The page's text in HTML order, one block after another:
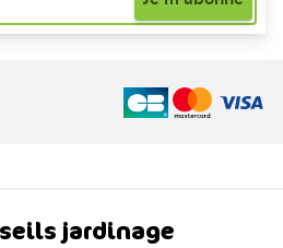
jardinage